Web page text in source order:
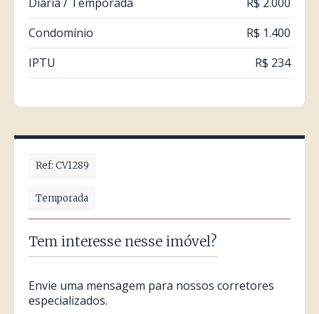
Condomínio
R$ 1.400
IPTU
R$ 234
Ref: CV1289
Temporada
Tem interesse nesse imóvel?
Envie uma mensagem para nossos corretores
especializados.